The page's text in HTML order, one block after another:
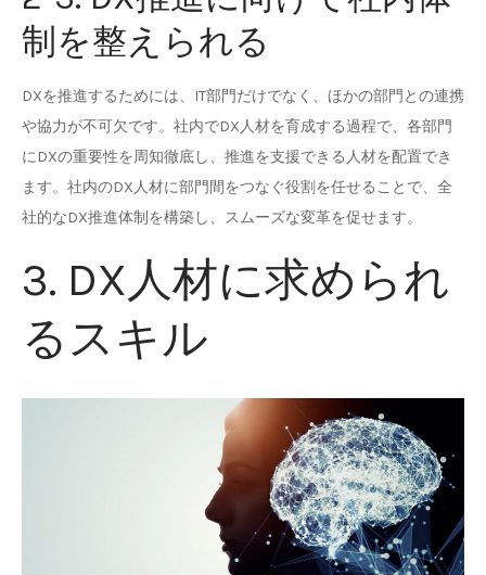
制を整えられる
DXを推進するためには、IT部門だけでなく、ほかの部門との連携
や協力が不可欠です。社内でDX人材を育成する過程で、各部門
にDXの重要性を周知徹底し、推進を支援できる人材を配置でき
ます。社内のDX人材に部門間をつなぐ役割を任せることで、全
社的なDX推進体制を構築し、スムーズな変革を促せます。
3. DX人材に求められ
るスキル